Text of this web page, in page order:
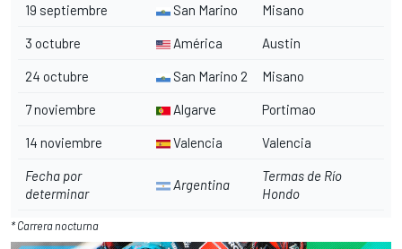
19 septiembre San Marino Misano
3 octubre América Austin
24 octubre San Marino 2 Misano
7 noviembre Algarve Portimao
14 noviembre Valencia Valencia
Fecha por
determinar
Argentina
Termas de Río
Hondo
* Carrera nocturna